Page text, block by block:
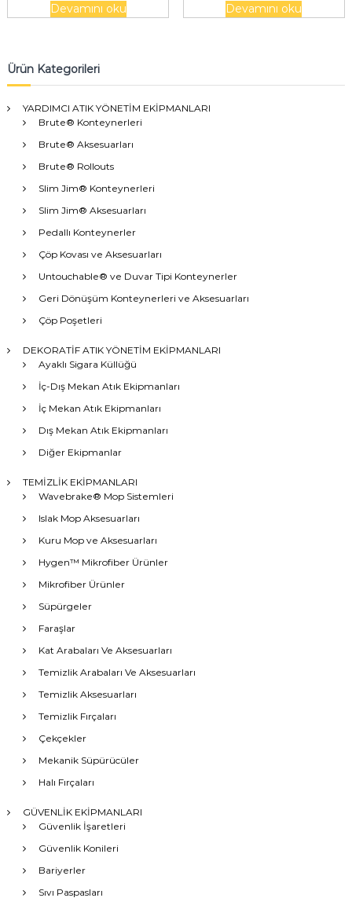
Devamını oku
Devamını oku
Ürün Kategorileri
YARDIMCI ATIK YÖNETİM EKİPMANLARI
Brute® Konteynerleri
Brute® Aksesuarları
Brute® Rollouts
Slim Jim® Konteynerleri
Slim Jim® Aksesuarları
Pedallı Konteynerler
Çöp Kovası ve Aksesuarları
Untouchable® ve Duvar Tipi Konteynerler
Geri Dönüşüm Konteynerleri ve Aksesuarları
Çöp Poşetleri
DEKORATİF ATIK YÖNETİM EKİPMANLARI
Ayaklı Sigara Küllüğü
İç-Dış Mekan Atık Ekipmanları
İç Mekan Atık Ekipmanları
Dış Mekan Atık Ekipmanları
Diğer Ekipmanlar
TEMİZLİK EKİPMANLARI
Wavebrake® Mop Sistemleri
Islak Mop Aksesuarları
Kuru Mop ve Aksesuarları
Hygen™ Mikrofiber Ürünler
Mikrofiber Ürünler
Süpürgeler
Faraşlar
Kat Arabaları Ve Aksesuarları
Temizlik Arabaları Ve Aksesuarları
Temizlik Aksesuarları
Temizlik Fırçaları
Çekçekler
Mekanik Süpürücüler
Halı Fırçaları
GÜVENLİK EKİPMANLARI
Güvenlik İşaretleri
Güvenlik Konileri
Bariyerler
Sıvı Paspasları